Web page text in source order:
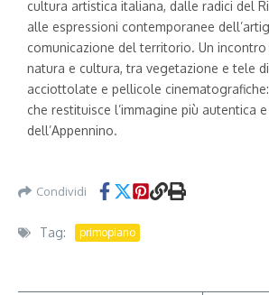
cultura artistica italiana, dalle radici del
alle espressioni contemporanee
comunicazione del territorio. Un
natura e cultura, tra vegetazione e tele
acciottolate e pellicole
che restituisce l’immagine più autentica
dell’Appennino.
Condividi
Tag: primopiano